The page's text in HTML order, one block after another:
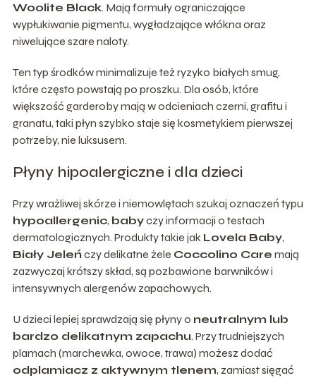
Woolite Black. Mają formuły ograniczające
wypłukiwanie pigmentu, wygładzające włókna oraz
niwelujące szare naloty.
Ten typ środków minimalizuje też ryzyko białych smug,
które często powstają po proszku. Dla osób, które
większość garderoby mają w odcieniach czerni, grafitu i
granatu, taki płyn szybko staje się kosmetykiem pierwszej
potrzeby, nie luksusem.
Płyny hipoalergiczne i dla dzieci
Przy wrażliwej skórze i niemowlętach szukaj oznaczeń typu
hypoallergenic, babyczy informacji o testach
dermatologicznych. Produkty takie jak Lovela Baby,
Biały Jeleńczy delikatne żele Coccolino Care mają
zazwyczaj krótszy skład, są pozbawione barwników i
intensywnych alergenów zapachowych.
U dzieci lepiej sprawdzają się płyny o neutralnym lub
bardzo delikatnym zapachu. Przy trudniejszych
plamach (marchewka, owoce, trawa) możesz dodać
odplamiacz z aktywnym tlenem, zamiast sięgać